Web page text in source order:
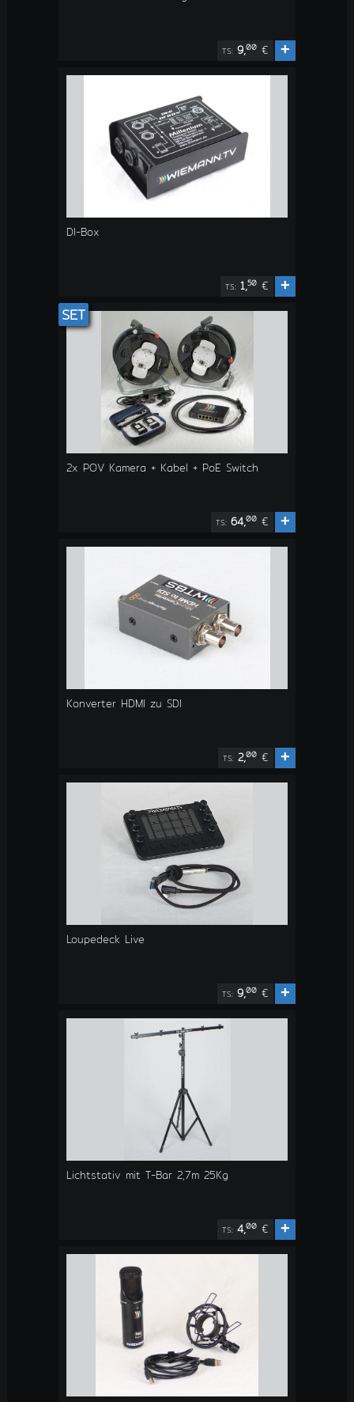
TS: 9,00 € +
DI-Box
TS: 1,50 € +
SET
2x POV Kamera + Kabel + PoE Switch
TS: 64,00 € +
Konverter HDMI zu SDI
TS: 2,00 € +
Loupedeck Live
TS: 9,00 € +
Lichtstativ mit T-Bar 2,7m 25Kg
TS: 4,00 € +